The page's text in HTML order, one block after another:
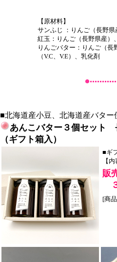
【原材料】
サンふじ ：りんご（長野
紅玉：りんご（長野県産）
りんごバター：りんご（
（V.C、V.E）、乳化剤
■北海道産小豆、北海道産バター
あんこバター３個セット
（ギフト箱入）
■ギ
【
販
[商